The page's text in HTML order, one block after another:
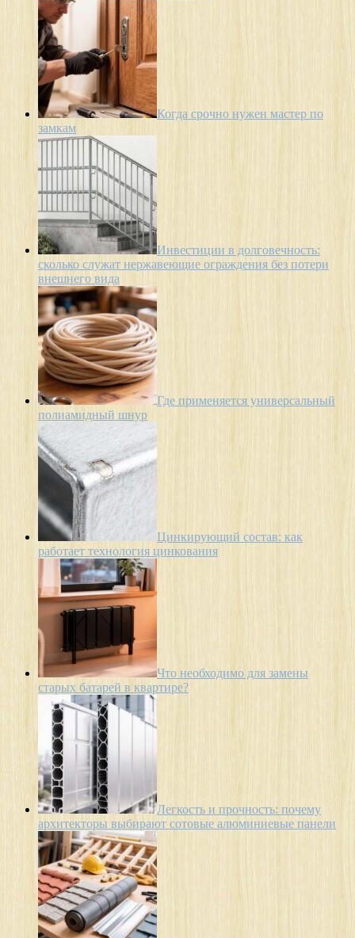
Когда срочно нужен мастер по
замкам
Инвестиции в долговечность:
сколько служат нержавеющие ограждения без потери
внешнего вида
Где применяется универсальный
полиамидный шнур
Цинкирующий состав: как
работает технология цинкования
Что необходимо для замены
старых батарей в квартире?
Легкость и прочность: почему
архитекторы выбирают сотовые алюминиевые панели